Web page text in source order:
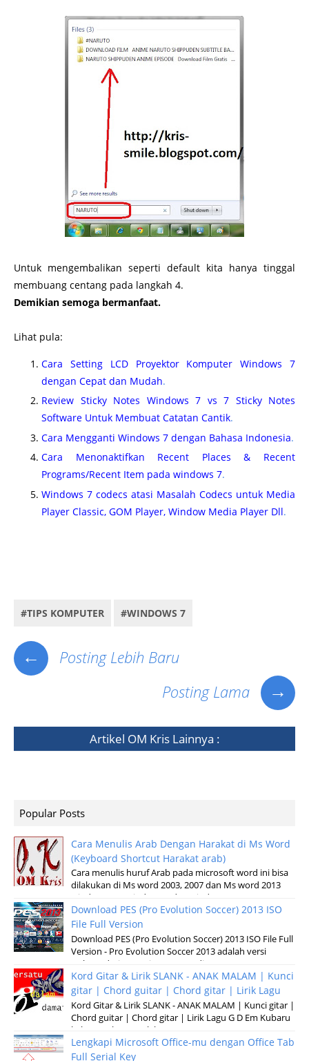
Untuk mengembalikan seperti default kita hanya tinggal
membuang centang pada langkah 4.
Demikian semoga bermanfaat.
Lihat pula:
Cara Setting LCD Proyektor Komputer Windows 7
dengan Cepat dan Mudah.
Review Sticky Notes Windows 7 vs 7 Sticky Notes
Software Untuk Membuat Catatan Cantik.
Cara Mengganti Windows 7 dengan Bahasa Indonesia.
Cara Menonaktifkan Recent Places & Recent
Programs/Recent Item pada windows 7.
Windows 7 codecs atasi Masalah Codecs untuk Media
Player Classic, GOM Player, Window Media Player Dll.
#TIPS KOMPUTER #WINDOWS 7
←
Posting Lebih Baru
Posting Lama
→
Artikel OM KrisLainnya :
Popular Posts
Cara Menulis Arab Dengan Harakat di Ms Word
(Keyboard Shortcut Harakat arab)
Cara menulis huruf Arab pada microsoft word ini bisa
dilakukan di Ms word 2003, 2007 dan Ms word 2013
windows XP, Windows 7 dan windows v...
Download PES (Pro Evolution Soccer) 2013 ISO
File Full Version
Download PES (Pro Evolution Soccer) 2013 ISO File Full
Version - Pro Evolution Soccer 2013 adalah versi
terbaru dari permainan pertandinga...
Kord Gitar & Lirik SLANK - ANAK MALAM | Kunci
gitar | Chord guitar | Chord gitar | Lirik Lagu
Kord Gitar & Lirik SLANK - ANAK MALAM | Kunci gitar |
Chord guitar | Chord gitar | Lirik Lagu G D Em Kubaru
keluar malam Setelah sun...
Lengkapi Microsoft Office-mu dengan Office Tab
Full Serial Key